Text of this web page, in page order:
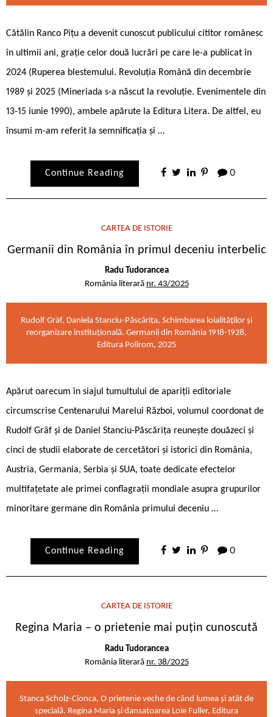
Cătălin Ranco Pițu a devenit cunoscut publicului cititor românesc
în ultimii ani, grație celor două lucrări pe care le-a publicat în
2024 (Ruperea blestemului. Revoluția Română din decembrie
1989 și 2025 (Mineriada s-a născut la revoluție. Evenimentele din
13-15 iunie 1990), ambele apărute la Editura Litera. De altfel, eu
însumi m-am referit la semnificația și …
Continue Reading 0
CARTEA DE ISTORIE
Germanii din România în primul deceniu interbelic
Radu Tudorancea
România literară nr. 43/2025
Rudolf Gräf, Daniela Stanciu-Păscărița, Schimbarea loialităților și
reorganizare instituțională. Germanii din România 1918-1928,
Editura Polirom, 2025
Apărut oarecum în siajul tumultului de apariții editoriale
circumscrise Centenarului Marelui Război, volumul coordonat de
Rudolf Gräf și de Daniel Stanciu-Păscărița reunește douăzeci și
cinci de studii elaborate de cercetători și istorici din România,
Austria, Germania, Serbia și SUA, toate dedicate efectelor
multifațetate ale primei conflagrații mondiale asupra grupurilor
minoritare germane din România primului deceniu …
Continue Reading 0
CARTEA DE ISTORIE
Regina Maria – o prietenie mai puțin cunoscută
Radu Tudorancea
România literară nr. 38/2025
Stanca Scholz-Cionca, O prietenie veche de când lumea și atât de
specială. Regina Maria și dansatoarea Loïe Fuller, Editura